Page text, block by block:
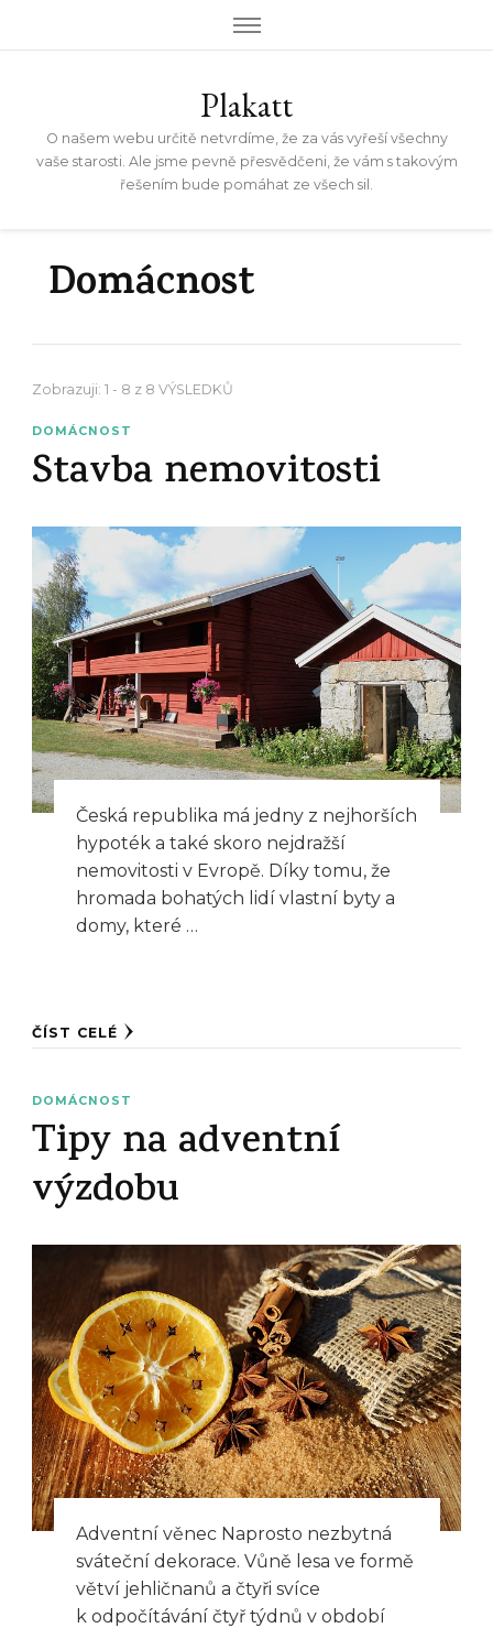
Plakatt
O našem webu určitě netvrdíme, že za vás vyřeší všechny
vaše starosti. Ale jsme pevně přesvědčeni, že vám s takovým
řešením bude pomáhat ze všech sil.
Domácnost
Zobrazuji: 1 - 8 z 8 VÝSLEDKŮ
DOMÁCNOST
Stavba nemovitosti
Česká republika má jedny z nejhorších
hypoték a také skoro nejdražší
nemovitosti v Evropě. Díky tomu, že
hromada bohatých lidí vlastní byty a
domy, které …
ČÍST CELÉ
DOMÁCNOST
Tipy na adventní
výzdobu
Adventní věnec Naprosto nezbytná
sváteční dekorace. Vůně lesa ve formě
větví jehličnanů a čtyři svíce
k odpočítávání čtyř týdnů v období